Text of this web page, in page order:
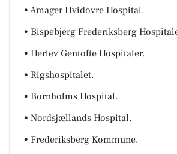
• Amager Hvidovre Hospital.
• Bispebjerg Frederiksberg
• Herlev Gentofte Hospitaler.
• Rigshospitalet.
• Bornholms Hospital.
• Nordsjællands Hospital.
• Frederiksberg Kommune.